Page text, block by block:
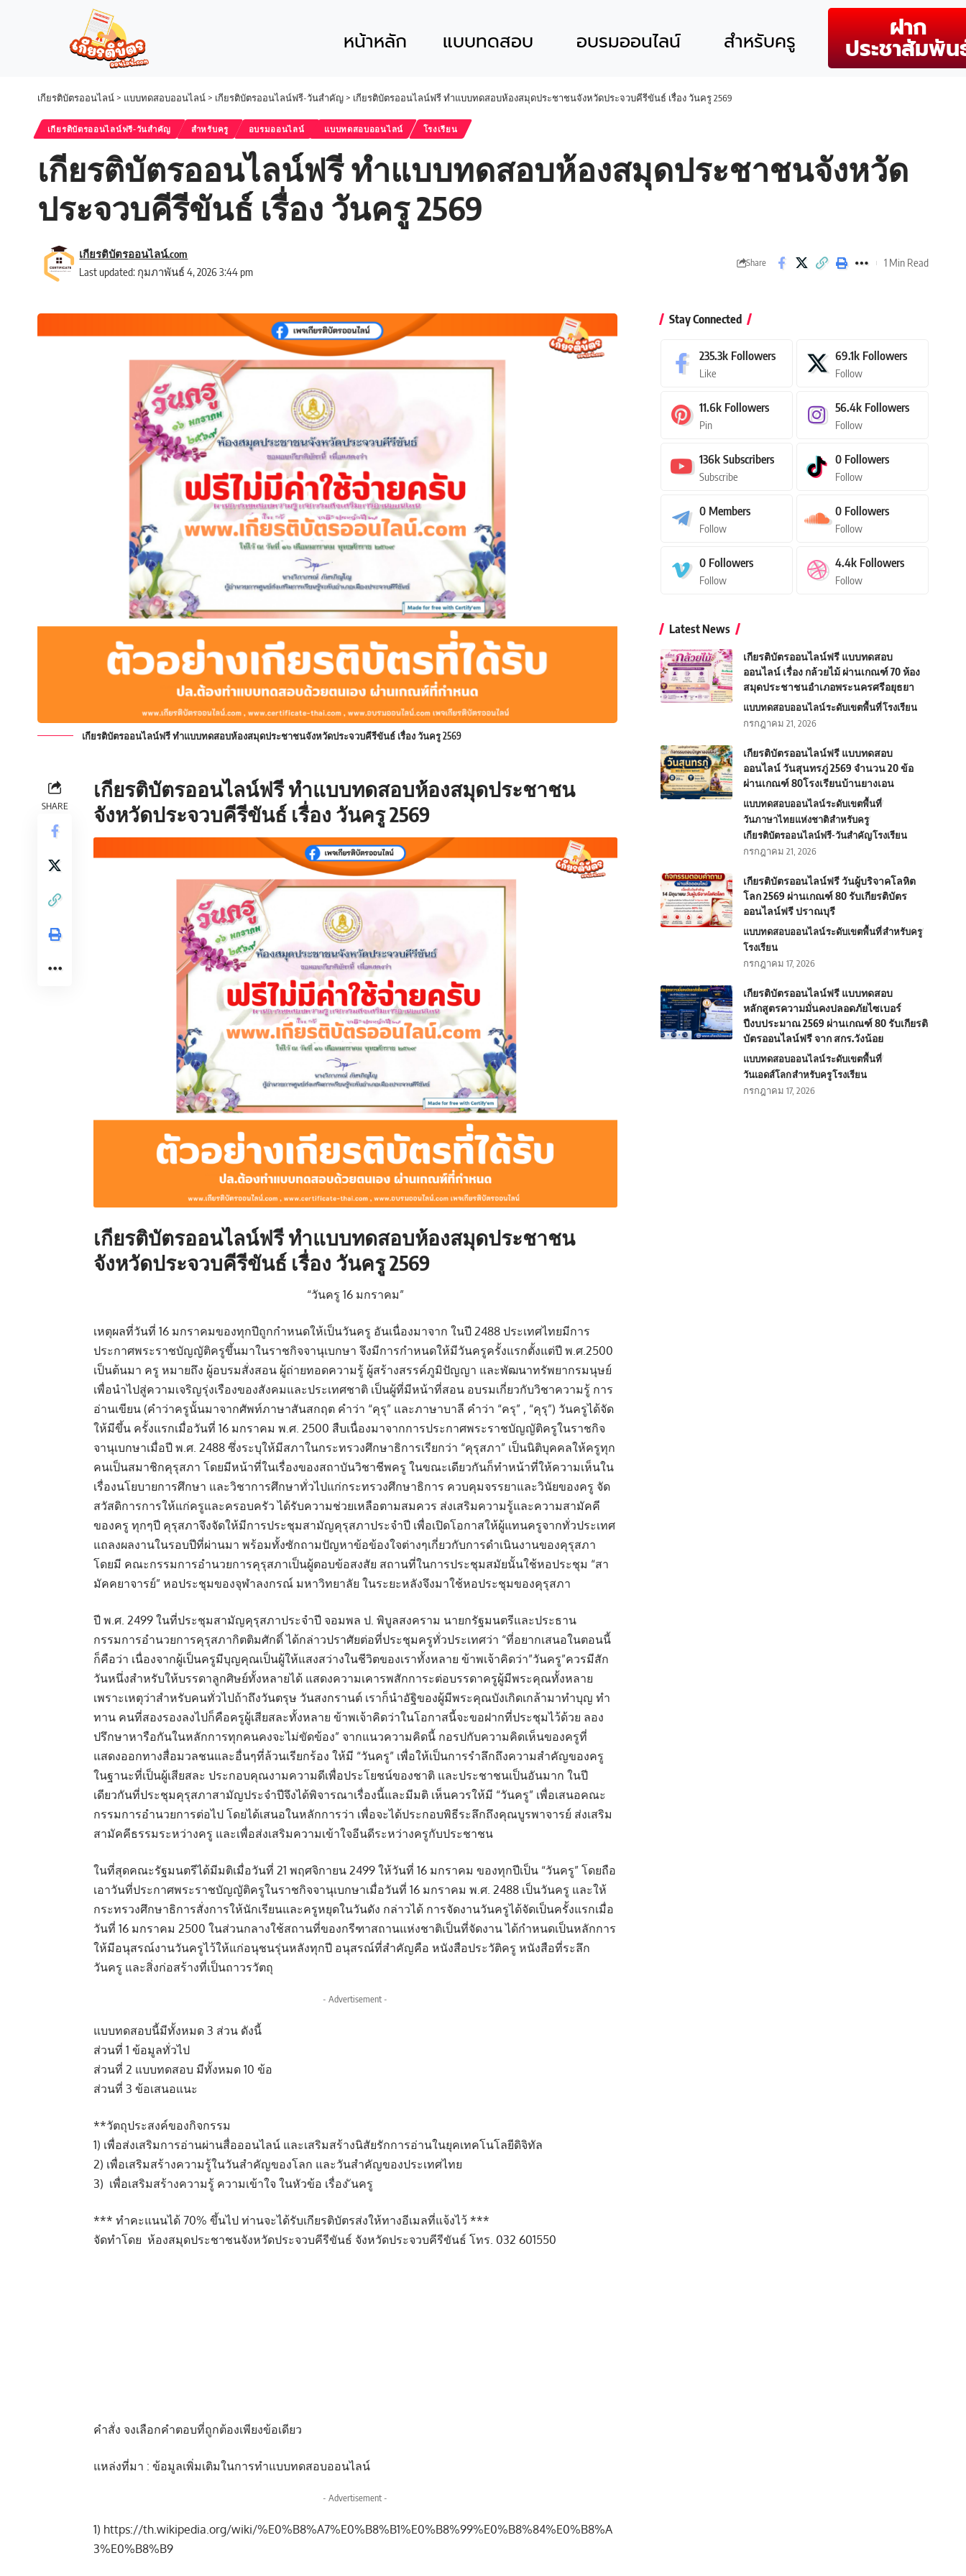
หน้าหลัก แบบทดสอบ อบรมออนไลน์ สำหรับครู ฝาก
ประชาสัมพัน
เกียรติบัตรออนไลน์ > แบบทดสอบออนไลน์ > เกียรติบัตรออนไลน์ฟรี-วันสำคัญ > เกียรติบัตรออนไลน์ฟรี ทำแบบทดสอบห้องสมุดประชาชนจังหวัดประจวบคีรีขันธ์ เรื่อง วันครู 2569
เกียรติบัตรออนไลน์ฟรี-วันสำคัญ สำหรับครู อบรมออนไลน์ แบบทดสอบออนไลน์ โรงเรียน
เกียรติบัตรออนไลน์ฟรี ทำแบบทดสอบห้องสมุดประชาชนจังหวัด
ประจวบคีรีขันธ์ เรื่อง วันครู 2569
Last updated: กุมภาพันธ์ 4, 2026 3:44 pm
เกียรติบัตรออนไลน์.com
Share 1 Min Read
เกียรติบัตรออนไลน์ฟรี ทำแบบทดสอบห้องสมุดประชาชนจังหวัดประจวบคีรีขันธ์ เรื่อง วันครู 2569
SHARE
เกียรติบัตรออนไลน์ฟรีทำแบบทดสอบห้องสมุดประชาชน
จังหวัดประจวบคีรีขันธ์ เรื่อง วันครู 2569
เกียรติบัตรออนไลน์ฟรี ทำแบบทดสอบห้องสมุดประชาชน
จังหวัดประจวบคีรีขันธ์ เรื่อง วันครู 2569
“วันครู 16 มกราคม”
เหตุผลที่วันที่ 16 มกราคมของทุกปีถูกกำหนดให้เป็นวันครู อันเนื่องมาจาก ในปี 2488 ประเทศไทยมีการ
ประกาศพระราชบัญญัติครูขึ้นมาในราชกิจจานุเบกษา จึงมีการกำหนดให้มีวันครูครั้งแรกตั้งแต่ปี พ.ศ.2500
เป็นต้นมา ครู หมายถึง ผู้อบรมสั่งสอน ผู้ถ่ายทอดความรู้ ผู้สร้างสรรค์ภูมิปัญญา และพัฒนาทรัพยากรมนุษย์
เพื่อนำไปสู่ความเจริญรุ่งเรืองของสังคมและประเทศชาติ เป็นผู้ที่มีหน้าที่สอน อบรมเกี่ยวกับวิชาความรู้ การ
อ่านเขียน (คำว่าครูนั้นมาจากศัพท์ภาษาสันสกฤต คำว่า “คุรุ” และภาษาบาลี คำว่า “ครุ” , “คุรุ”) วันครูได้จัด
ให้มีขึ้น ครั้งแรกเมื่อวันที่ 16 มกราคม พ.ศ. 2500 สืบเนื่องมาจากการประกาศพระราชบัญญัติครูในราชกิจ
จานุเบกษาเมื่อปี พ.ศ. 2488 ซึ่งระบุให้มีสภาในกระทรวงศึกษาธิการเรียกว่า “คุรุสภา” เป็นนิติบุคคลให้ครูทุก
คนเป็นสมาชิกคุรุสภา โดยมีหน้าที่ในเรื่องของสถาบันวิชาชีพครู ในขณะเดียวกันก็ทำหน้าที่ให้ความเห็นใน
เรื่องนโยบายการศึกษา และวิชาการศึกษาทั่วไปแก่กระทรวงศึกษาธิการ ควบคุมจรรยาและวินัยของครู จัด
สวัสดิการการให้แก่ครูและครอบครัว ได้รับความช่วยเหลือตามสมควร ส่งเสริมความรู้และความสามัคคี
ของครู ทุกๆปี คุรุสภาจึงจัดให้มีการประชุมสามัญคุรุสภาประจำปี เพื่อเปิดโอกาสให้ผู้แทนครูจากทั่วประเทศ
แถลงผลงานในรอบปีที่ผ่านมา พร้อมทั้งซักถามปัญหาข้อข้องใจต่างๆเกี่ยวกับการดำเนินงานของคุรุสภา
โดยมี คณะกรรมการอำนวยการคุรุสภาเป็นผู้ตอบข้อสงสัย สถานที่ในการประชุมสมัยนั้นใช้หอประชุม “สา
มัคคยาจารย์” หอประชุมของจุฬาลงกรณ์ มหาวิทยาลัย ในระยะหลังจึงมาใช้หอประชุมของคุรุสภา
ปี พ.ศ. 2499 ในที่ประชุมสามัญคุรุสภาประจำปี จอมพล ป. พิบูลสงคราม นายกรัฐมนตรีและประธาน
กรรมการอำนวยการคุรุสภากิตติมศักดิ์ ได้กล่าวปราศัยต่อที่ประชุมครูทั่วประเทศว่า “ที่อยากเสนอในตอนนี้
ก็คือว่า เนื่องจากผู้เป็นครูมีบุญคุณเป็นผู้ให้แสงสว่างในชีวิตของเราทั้งหลาย ข้าพเจ้าคิดว่า”วันครู”ควรมีสัก
วันหนึ่งสำหรับให้บรรดาลูกศิษย์ทั้งหลายได้ แสดงความเคารพสักการะต่อบรรดาครูผู้มีพระคุณทั้งหลาย
เพราะเหตุว่าสำหรับคนทั่วไปถ้าถึงวันตรุษ วันสงกรานต์ เราก็นำอัฐิของผู้มีพระคุณบังเกิดเกล้ามาทำบุญ ทำ
ทาน คนที่สองรองลงไปก็คือครูผู้เสียสละทั้งหลาย ข้าพเจ้าคิดว่าในโอกาสนี้จะขอฝากที่ประชุมไว้ด้วย ลอง
ปรึกษาหารือกันในหลักการทุกคนคงจะไม่ขัดข้อง” จากแนวความคิดนี้ กอรปกับความคิดเห็นของครูที่
แสดงออกทางสื่อมวลชนและอื่นๆที่ล้วนเรียกร้อง ให้มี “วันครู” เพื่อให้เป็นการรำลึกถึงความสำคัญของครู
ในฐานะที่เป็นผู้เสียสละ ประกอบคุณงามความดีเพื่อประโยชน์ของชาติ และประชาชนเป็นอันมาก ในปี
เดียวกันที่ประชุมคุรุสภาสามัญประจำปีจึงได้พิจารณาเรื่องนี้และมีมติ เห็นควรให้มี “วันครู” เพื่อเสนอคณะ
กรรมการอำนวยการต่อไป โดยได้เสนอในหลักการว่า เพื่อจะได้ประกอบพิธีระลึกถึงคุณบูรพาจารย์ ส่งเสริม
สามัคคีธรรมระหว่างครู และเพื่อส่งเสริมความเข้าใจอีนดีระหว่างครูกับประชาชน
ในที่สุดคณะรัฐมนตรีได้มีมติเมื่อวันที่ 21 พฤศจิกายน 2499 ให้วันที่ 16 มกราคม ของทุกปีเป็น “วันครู” โดยถือ
เอาวันที่ประกาศพระราชบัญญัติครูในราชกิจจานุเบกษาเมื่อวันที่ 16 มกราคม พ.ศ. 2488 เป็นวันครู และให้
กระทรวงศึกษาธิการสั่งการให้นักเรียนและครูหยุดในวันดัง กล่าวได้ การจัดงานวันครูได้จัดเป็นครั้งแรกเมื่อ
วันที่ 16 มกราคม 2500 ในส่วนกลางใช้สถานที่ของกรีฑาสถานแห่งชาติเป็นที่จัดงาน ได้กำหนดเป็นหลักการ
ให้มีอนุสรณ์งานวันครูไว้ให้แก่อนุชนรุ่นหลังทุกปี อนุสรณ์ที่สำคัญคือ หนังสือประวัติครู หนังสือที่ระลึก
วันครู และสิ่งก่อสร้างที่เป็นถาวรวัตถุ
- Advertisement -
แบบทดสอบนี้มีทั้งหมด 3 ส่วน ดังนี้
ส่วนที่ 1 ข้อมูลทั่วไป
ส่วนที่ 2 แบบทดสอบ มีทั้งหมด 10 ข้อ
ส่วนที่ 3 ข้อเสนอแนะ
**วัตถุประสงค์ของกิจกรรม
1) เพื่อส่งเสริมการอ่านผ่านสื่อออนไลน์ และเสริมสร้างนิสัยรักการอ่านในยุคเทคโนโลยีดิจิทัล
2) เพื่อเสริมสร้างความรู้ในวันสำคัญของโลก และวันสำคัญของประเทศไทย
3) เพื่อเสริมสร้างความรู้ ความเข้าใจ ในหัวข้อ เรื่อง ันครู
*** ทำคะแนนได้ 70% ขึ้นไป ท่านจะได้รับเกียรติบัตรส่งให้ทางอีเมลที่แจ้งไว้ ***
จัดทำโดย ห้องสมุดประชาชนจังหวัดประจวบคีรีขันธ์ จังหวัดประจวบคีรีขันธ์ โทร. 032 601550
คำสั่ง จงเลือกคำตอบที่ถูกต้องเพียงข้อเดียว
แหล่งที่มา : ข้อมูลเพิ่มเติมในการทำแบบทดสอบออนไลน์
- Advertisement -
1) https://th.wikipedia.org/wiki/%E0%B8%A7%E0%B8%B1%E0%B8%99%E0%B8%84%E0%B8%A
3%E0%B8%B9
Stay Connected
235.3k Followers
Like
69.1k Followers
Follow
11.6k Followers
Pin
56.4k Followers
Follow
136k Subscribers
Subscribe
0 Followers
Follow
0 Members
Follow
0 Followers
Follow
0 Followers
Follow
4.4k Followers
Follow
Latest News
เกียรติบัตรออนไลน์ฟรี แบบทดสอบ
ออนไลน์ เรื่อง กล้วยไม้ ผ่านเกณฑ์ 70 ห้อง
สมุดประชาชนอำเภอพระนครศรีอยุธยา
แบบทดสอบออนไลน์ระดับเขตพื้นที่โรงเรียน
กรกฎาคม 21, 2026
เกียรติบัตรออนไลน์ฟรี แบบทดสอบ
ออนไลน์ วันสุนทรภู่ 2569 จำนวน 20 ข้อ
ผ่านเกณฑ์ 80โรงเรียนบ้านยางเอน
แบบทดสอบออนไลน์ระดับเขตพื้นที่
วันภาษาไทยแห่งชาติสำหรับครู
เกียรติบัตรออนไลน์ฟรี-วันสำคัญโรงเรียน
กรกฎาคม 21, 2026
เกียรติบัตรออนไลน์ฟรี วันผู้บริจาคโลหิต
โลก 2569 ผ่านเกณฑ์ 80 รับเกียรติบัตร
ออนไลน์ฟรี ปราณบุรี
แบบทดสอบออนไลน์ระดับเขตพื้นที่สำหรับครู
โรงเรียน
กรกฎาคม 17, 2026
เกียรติบัตรออนไลน์ฟรี แบบทดสอบ
หลักสูตรความมั่นคงปลอดภัยไซเบอร์
ปีงบประมาณ 2569 ผ่านเกณฑ์ 80 รับเกียรติ
บัตรออนไลน์ฟรี จาก สกร.วังน้อย
แบบทดสอบออนไลน์ระดับเขตพื้นที่
วันเอดส์โลกสำหรับครูโรงเรียน
กรกฎาคม 17, 2026